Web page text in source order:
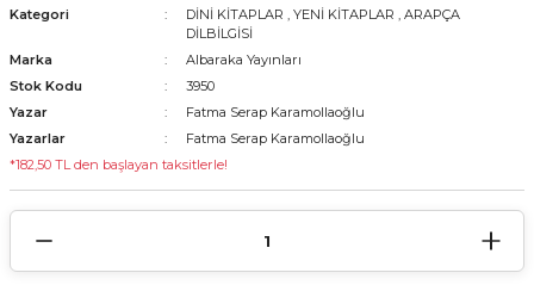
Kategori DİNİ KİTAPLAR , YENİ KİTAPLAR , ARAPÇA
DİLBİLGİSİ
Marka
Albaraka Yayınları
Stok Kodu
3950
Yazar
Fatma Serap Karamollaoğlu
Yazarlar
Fatma Serap Karamollaoğlu
*182,50 TL den başlayan taksitlerle!